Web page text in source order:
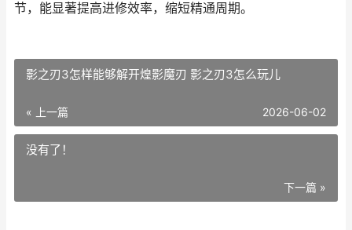
节，能显著提高进修效率，缩短精通周期。
影之刃3怎样能够解开煌影魔刃 影之刃3怎么玩儿
« 上一篇 2026-06-02
没有了！
下一篇 »